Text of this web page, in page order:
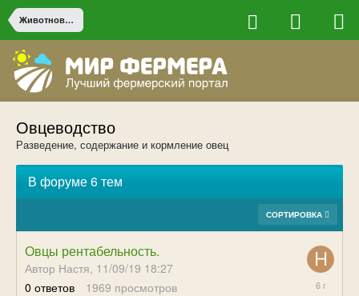
Животноводство
Овцеводство
Разведение, содержание и кормление овец
В форуме 6 тем
СОРТИРОВКА
Овцы рентабельность.
Автор Настя, 11/09/19 18:27
0 ответов 1969 просмотров
11/09/19